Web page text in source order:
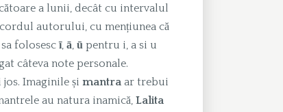
a lunii, decât cu intervalul
autorului, cu mențiunea că
folosescī, ā, ū pentru i, a si u
câteva note personale.
Imaginile și mantra ar trebui
au natura inamică, Lalita